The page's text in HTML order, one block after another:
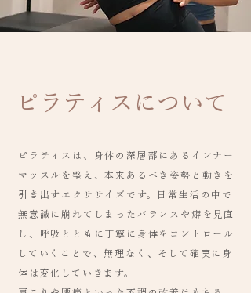
​ピラティスについて
ピラティスは、身体の深層部にあるインナー
マッスルを整え、本来あるべき姿勢と動きを
引き出すエクササイズです。日常生活の中で
無意識に崩れてしまったバランスや癖を見直
し、呼吸とともに丁寧に身体をコントロール
していくことで、無理なく、そして確実に身
体は変化していきます。